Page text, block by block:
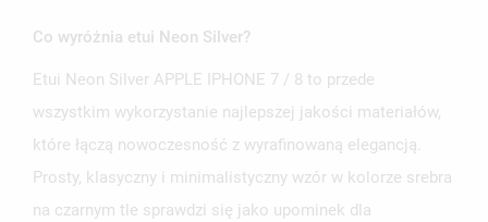
Co wyróżnia etui Neon Silver?
Etui Neon Silver APPLE IPHONE 7 / 8 to przede
wszystkim wykorzystanie najlepszej jakości materiałów,
które łączą nowoczesność z wyrafinowaną elegancją.
Prosty, klasyczny i minimalistyczny wzór w kolorze srebra
na czarnym tle sprawdzi się jako upominek dla